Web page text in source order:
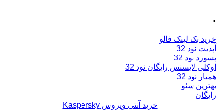
.
خرید بک لینک فالو
آپدیت نود 32
پسورد نود 32
اوکلی لایسنس رایگان نود 32
همیار نود 32
بهترین سئو
رایگان
خرید آنتی ویروس Kaspersky